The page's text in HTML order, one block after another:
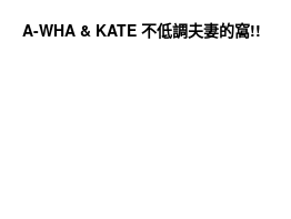
A-WHA & KATE 不低調夫妻的窩!!